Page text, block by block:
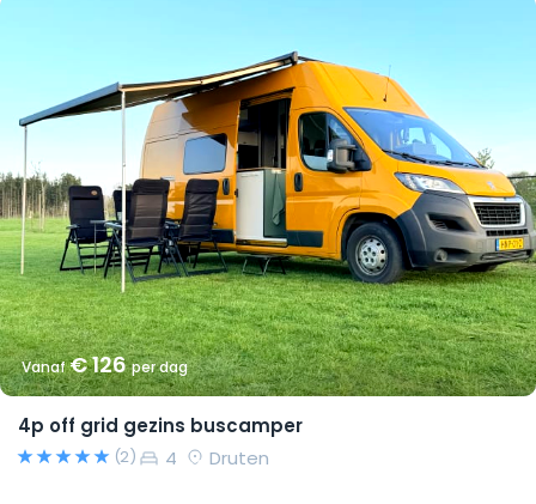
Vanaf€ 126per dag
4p off grid gezins buscamper
(2) 4 Druten